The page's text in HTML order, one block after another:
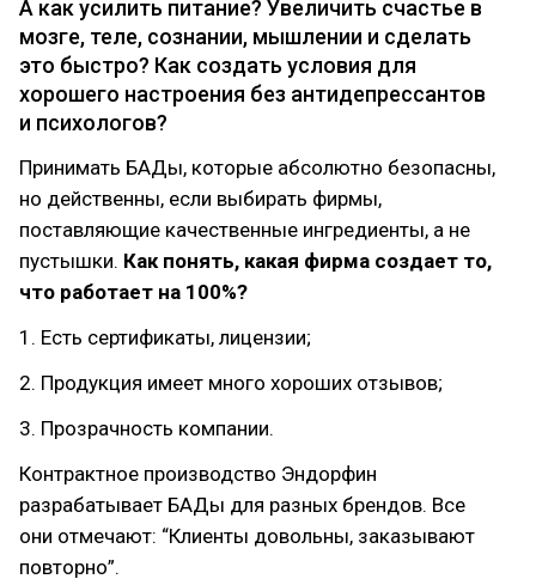
А как усилить питание? Увеличить счастье в
мозге, теле, сознании, мышлении и сделать
это быстро? Как создать условия для
хорошего настроения без антидепрессантов
и психологов?
Принимать БАДы, которые абсолютно безопасны,
но действенны, если выбирать фирмы,
поставляющие качественные ингредиенты, а не
пустышки. Как понять, какая фирма создает то,
что работает на 100%?
1. Есть сертификаты, лицензии;
2. Продукция имеет много хороших отзывов;
3. Прозрачность компании.
Контрактное производство Эндорфин
разрабатывает БАДы для разных брендов. Все
они отмечают: “Клиенты довольны, заказывают
повторно”.